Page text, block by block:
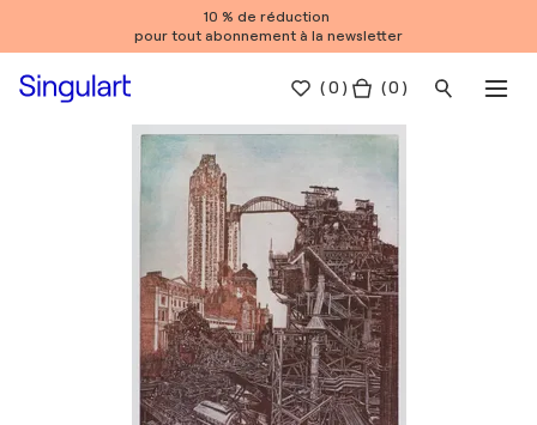
10 % de réduction
pour tout abonnement à la newsletter
(0 ) ( 0 )